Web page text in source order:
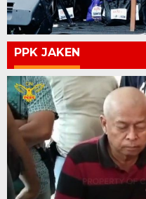
PPK JAKEN